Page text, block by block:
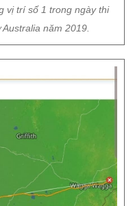
vị trí số 1 trong ngày thi
năm 2019.